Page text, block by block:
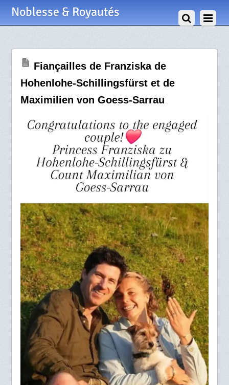
Noblesse & Royautés
Fiançailles de Franziska de
Hohenlohe-Schillingsfürst et de
Maximilien von Goess-Sarrau